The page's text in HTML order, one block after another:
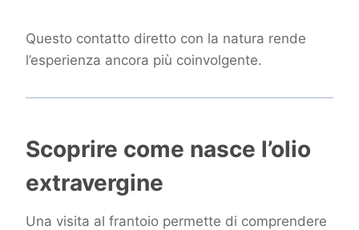
Questo contatto diretto con la natura rende
l’esperienza ancora più coinvolgente.
Scoprire come nasce l’olio
extravergine
Una visita al frantoio permette di comprendere